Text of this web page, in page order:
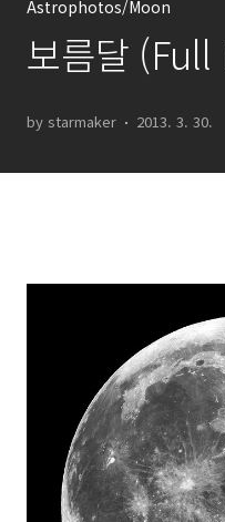
Astrophotos/Moon
보름달
by starmaker 2013. 3. 30.